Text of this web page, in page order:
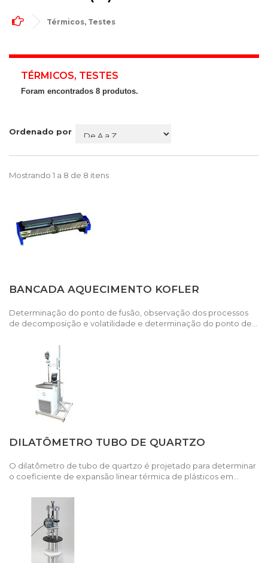
Térmicos, Testes
TÉRMICOS, TESTES
Foram encontrados 8 produtos.
Ordenado por
Mostrando 1 a 8 de 8 itens
BANCADA AQUECIMENTO KOFLER
Determinação do ponto de fusão, observação dos processos
de decomposição e volatilidade e determinação do ponto de...
DILATÔMETRO TUBO DE QUARTZO
O dilatômetro de tubo de quartzo é projetado para determinar
o coeficiente de expansão linear térmica de plásticos em...